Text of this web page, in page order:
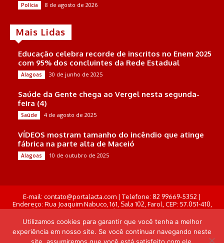
Polícia 8 de agosto de 2026
Mais Lidas
Educação celebra recorde de inscritos no Enem 2025
com 95% dos concluintes da Rede Estadual
Alagoas 30 de junho de 2025
Saúde da Gente chega ao Vergel nesta segunda-
feira (4)
Saúde 4 de agosto de 2025
VÍDEOS mostram tamanho do incêndio que atinge
fábrica na parte alta de Maceió
Alagoas 10 de outubro de 2025
E-mail: contato@portalacta.com | Telefone: 82 99669-5352 |
Endereço: Rua Joaquim Nabuco, 161, Sala 102, Farol, CEP: 57.051-410,
Maceió, Alagoas . Responsável Técnico: Derek Gustavo de Morais
Pereira
Utilizamos cookies para garantir que você tenha a melhor
experiência em nosso site. Se você continuar navegando neste